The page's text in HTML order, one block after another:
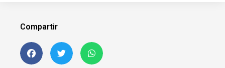
Compartir